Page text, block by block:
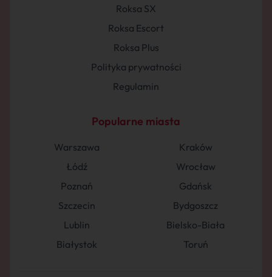
Roksa SX
Roksa Escort
Roksa Plus
Polityka prywatności
Regulamin
Popularne miasta
Warszawa
Kraków
Łódź
Wrocław
Poznań
Gdańsk
Szczecin
Bydgoszcz
Lublin
Bielsko-Biała
Białystok
Toruń